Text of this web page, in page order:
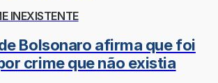
INEXISTENTE
Bolsonaro afirma que foi
crime que não existia